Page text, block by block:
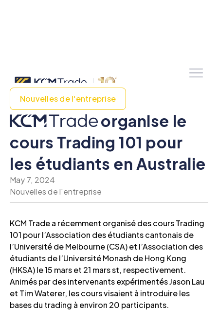
Nouvelles de l'entreprise
organise le
cours Trading 101 pour
les étudiants en Australie
May 7, 2024
Nouvelles de l'entreprise
KCM Trade a récemment organisé des cours Trading
101 pour l’Association des étudiants cantonais de
l’Université de Melbourne (CSA) et l’Association des
étudiants de l’Université Monash de Hong Kong
(HKSA) le 15 marset 21 marsst, respectivement.
Animés par des intervenants expérimentés Jason Lau
et Tim Waterer, les cours visaient à introduire les
bases du trading à environ 20 participants.